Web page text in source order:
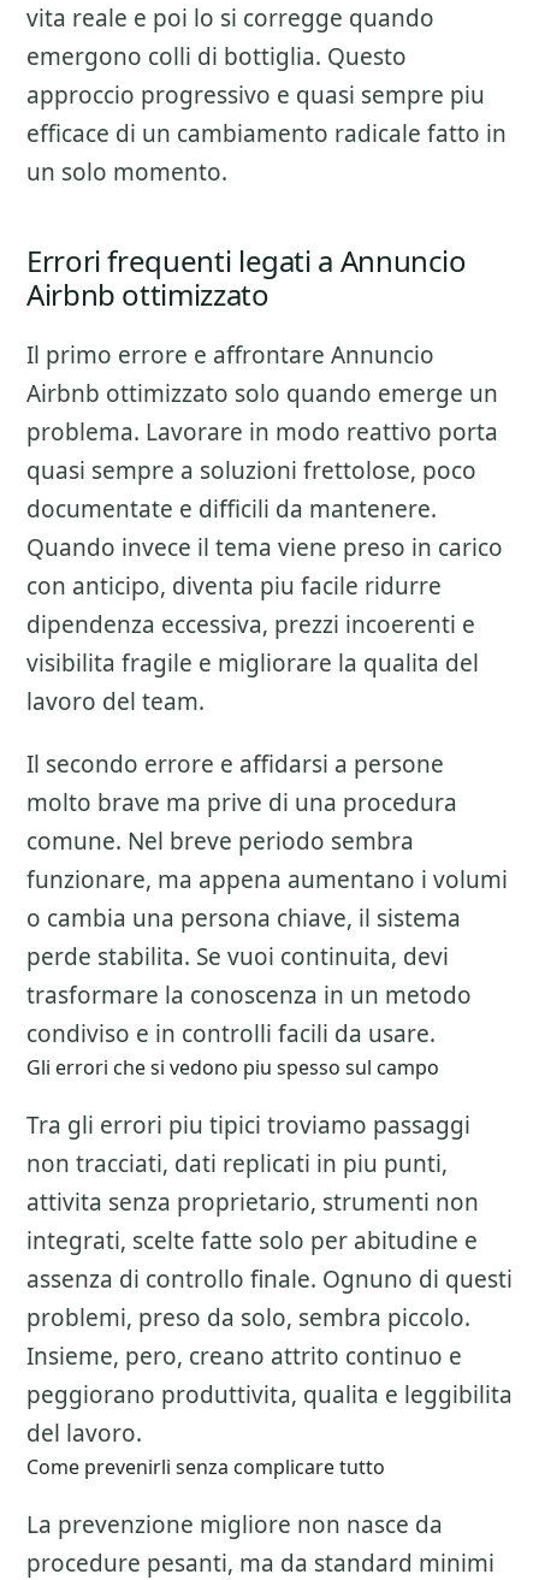
vita reale e poi lo si corregge quando
emergono colli di bottiglia. Questo
approccio progressivo e quasi sempre piu
efficace di un cambiamento radicale fatto in
un solo momento.
Errori frequenti legati a Annuncio
Airbnb ottimizzato
Il primo errore e affrontare Annuncio
Airbnb ottimizzato solo quando emerge un
problema. Lavorare in modo reattivo porta
quasi sempre a soluzioni frettolose, poco
documentate e difficili da mantenere.
Quando invece il tema viene preso in carico
con anticipo, diventa piu facile ridurre
dipendenza eccessiva, prezzi incoerenti e
visibilita fragile e migliorare la qualita del
lavoro del team.
Il secondo errore e affidarsi a persone
molto brave ma prive di una procedura
comune. Nel breve periodo sembra
funzionare, ma appena aumentano i volumi
o cambia una persona chiave, il sistema
perde stabilita. Se vuoi continuita, devi
trasformare la conoscenza in un metodo
condiviso e in controlli facili da usare.
Gli errori che si vedono piu spesso sul campo
Tra gli errori piu tipici troviamo passaggi
non tracciati, dati replicati in piu punti,
attivita senza proprietario, strumenti non
integrati, scelte fatte solo per abitudine e
assenza di controllo finale. Ognuno di questi
problemi, preso da solo, sembra piccolo.
Insieme, pero, creano attrito continuo e
peggiorano produttivita, qualita e leggibilita
del lavoro.
Come prevenirli senza complicare tutto
La prevenzione migliore non nasce da
procedure pesanti, ma da standard minimi